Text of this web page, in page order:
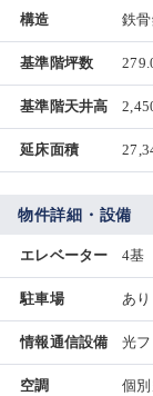
構造 鉄
基準階坪数
基準階天井高
延床面積
物件詳細・設備
エレベーター 4基
駐車場 あ
情報通信設備 光
空調 個